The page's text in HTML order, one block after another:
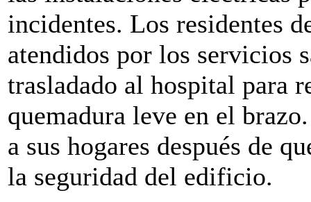
incidentes. Los residentes
atendidos por los servicios
trasladado al hospital para
quemadura leve en el
a sus hogares después de
la seguridad del edificio.